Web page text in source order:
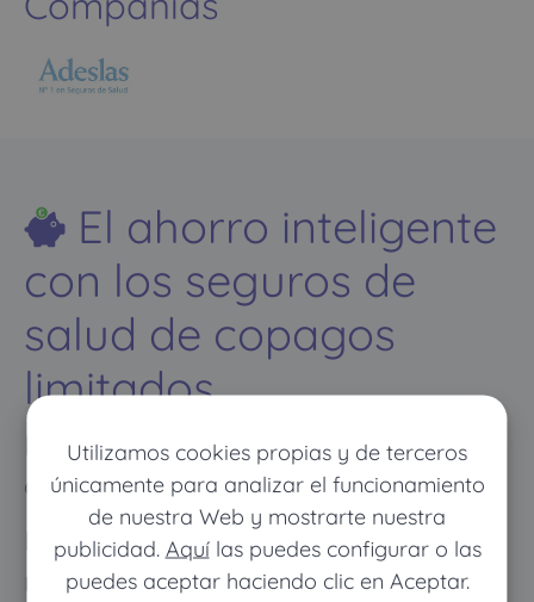
Utilizamos cookies propias y de terceros
únicamente para analizar el funcionamiento
de nuestra Web y mostrarte nuestra
publicidad. Aquílas puedes configurar o las
puedes aceptar haciendo clic en Aceptar.
El ahorro inteligente
con los seguros de
salud de copagos
limitados
Descubre cómo ahorrar hasta 600€
al año en tu seguro de salud
Los meses que vayas poco al
médico pagarás muy poco, y